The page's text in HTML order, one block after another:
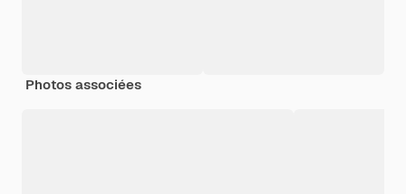
Photos associées